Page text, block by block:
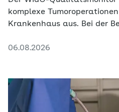
06.08.2026
komplexe
Krankenhaus aus. Bei der
deutlich schwächer aus.